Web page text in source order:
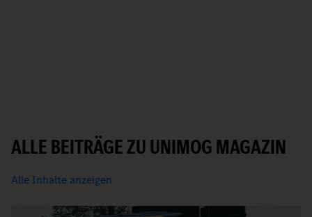
ALLE BEITRÄGE ZU UNIMOG MAGAZIN
Alle Inhalte anzeigen